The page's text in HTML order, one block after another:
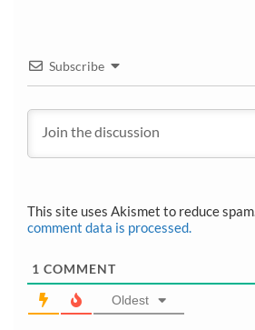
Subscribe
This site uses Akismet to reduce spam.
comment data is processed.
1 COMMENT
Oldest